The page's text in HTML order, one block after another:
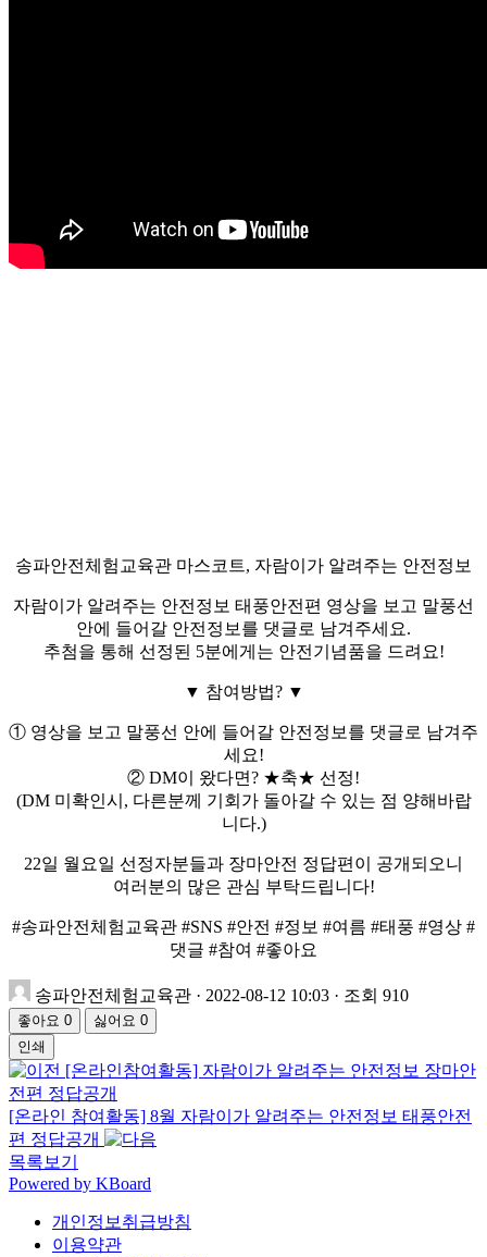
송파안전체험교육관 마스코트, 자람이가 알려주는 안전정보
자람이가 알려주는 안전정보 태풍안전편 영상을 보고 말풍선
안에 들어갈 안전정보를 댓글로 남겨주세요.
추첨을 통해 선정된 5분에게는 안전기념품을 드려요!
▼ 참여방법? ▼
① 영상을 보고 말풍선 안에 들어갈 안전정보를 댓글로 남겨주
세요!
② DM이 왔다면? ★축★ 선정!
(DM 미확인시, 다른분께 기회가 돌아갈 수 있는 점 양해바랍
니다.)
22일 월요일 선정자분들과 장마안전 정답편이 공개되오니
여러분의 많은 관심 부탁드립니다!
#송파안전체험교육관 #SNS #안전 #정보 #여름 #태풍 #영상 #
댓글 #참여 #좋아요
송파안전체험교육관 · 2022-08-12 10:03 · 조회 910
좋아요 0 싫어요 0
인쇄
[온라인참여활동] 자람이가 알려주는 안전정보 장마안
전편 정답공개
[온라인 참여활동] 8월 자람이가 알려주는 안전정보 태풍안전
편 정답공개
목록보기
Powered by KBoard
개인정보취급방침
이용약관